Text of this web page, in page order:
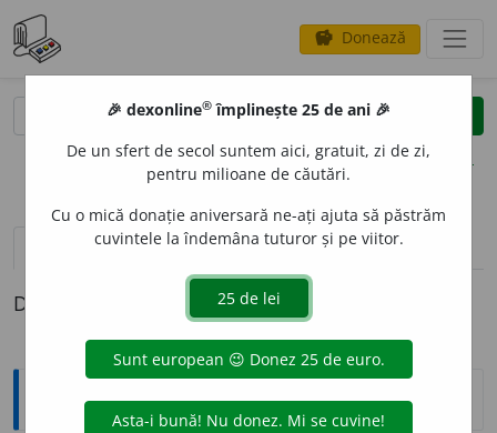
savings Donează
clear
opțiuni
definiții (1) pronunțievolume_up (42)
Definiția cu ID-ul 1182353:
Jargon
🎉 dexonline® împlinește 25 de ani 🎉
De un sfert de secol suntem aici, gratuit, zi de zi,
pentru milioane de căutări.
Cu o mică donație aniversară ne-ați ajuta să păstrăm
cuvintele la îndemâna tuturor și pe viitor.